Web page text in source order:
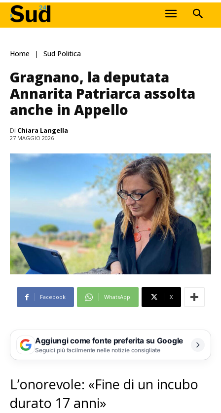
Home Sud Politica
Gragnano, la deputata
Annarita Patriarca assolta
anche in Appello
Di Chiara Langella
27 MAGGIO 2026
Facebook WhatsApp X
Aggiungi come fonte preferita su Google
Seguici più facilmente nelle notizie consigliate
L’onorevole: «Fine di un incubo
durato 17 anni»